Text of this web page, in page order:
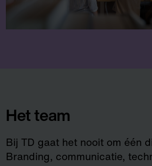
Het team
Bij TD gaat het nooit om één
Branding, communicatie,